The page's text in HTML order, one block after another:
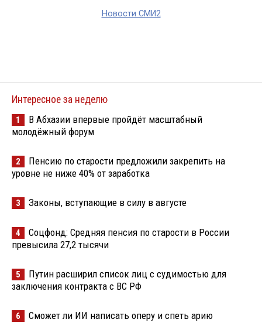
Новости СМИ2
Интересное за неделю
1
В Абхазии впервые пройдёт масштабный
молодёжный форум
2
Пенсию по старости предложили закрепить на
уровне не ниже 40% от заработка
3 Законы, вступающие в силу в августе
4
Соцфонд: Средняя пенсия по старости в России
превысила 27,2 тысячи
5
Путин расширил список лиц с судимостью для
заключения контракта с ВС РФ
6 Сможет ли ИИ написать оперу и спеть арию